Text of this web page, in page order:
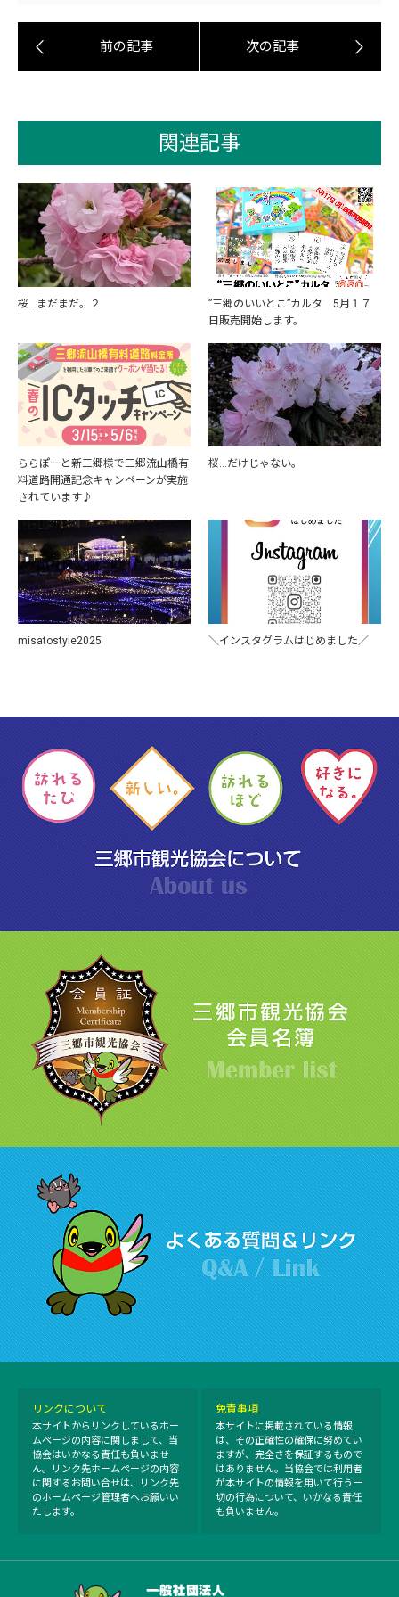
関連記事
桜…まだまだ。２
”三郷のいいとこ”カルタ 5月１７
日販売開始します。
ららぽーと新三郷様で三郷流山橋有
料道路開通記念キャンペーンが実施
されています♪
桜…だけじゃない。
misatostyle2025 ＼インスタグラムはじめました／
リンクについて
本サイトからリンクしているホー
ムページの内容に関しまして、当
協会はいかなる責任も負いませ
ん。リンク先ホームページの内容
に関するお問い合せは、リンク先
のホームページ管理者へお願いい
たします。
免責事項
本サイトに掲載されている情報
は、その正確性の確保に努めてい
ますが、完全さを保証するもので
はありません。当協会では利用者
が本サイトの情報を用いて行う一
切の行為について、いかなる責任
も負いません。